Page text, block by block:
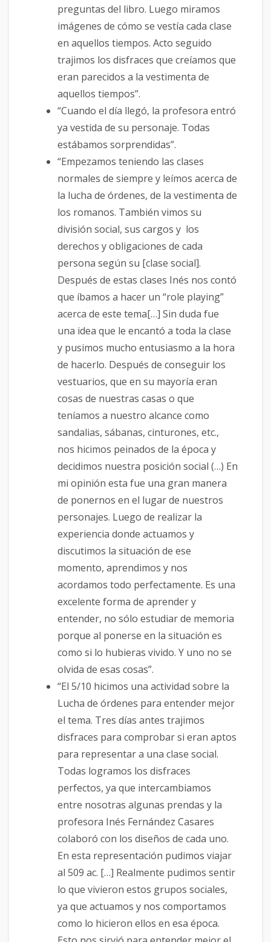
preguntas del libro. Luego miramos
imágenes de cómo se vestía cada clase
en aquellos tiempos. Acto seguido
trajimos los disfraces que creíamos que
eran parecidos a la vestimenta de
aquellos tiempos”.
“Cuando el día llegó, la profesora entró
ya vestida de su personaje. Todas
estábamos sorprendidas”.
“Empezamos teniendo las clases
normales de siempre y leímos acerca de
la lucha de órdenes, de la vestimenta de
los romanos. También vimos su
división social, sus cargos y los
derechos y obligaciones de cada
persona según su [clase social].
Después de estas clases Inés nos contó
que íbamos a hacer un “role playing”
acerca de este tema[…] Sin duda fue
una idea que le encantó a toda la clase
y pusimos mucho entusiasmo a la hora
de hacerlo. Después de conseguir los
vestuarios, que en su mayoría eran
cosas de nuestras casas o que
teníamos a nuestro alcance como
sandalias, sábanas, cinturones, etc.,
nos hicimos peinados de la época y
decidimos nuestra posición social (…) En
mi opinión esta fue una gran manera
de ponernos en el lugar de nuestros
personajes. Luego de realizar la
experiencia donde actuamos y
discutimos la situación de ese
momento, aprendimos y nos
acordamos todo perfectamente. Es una
excelente forma de aprender y
entender, no sólo estudiar de memoria
porque al ponerse en la situación es
como si lo hubieras vivido. Y uno no se
olvida de esas cosas”.
“El 5/10 hicimos una actividad sobre la
Lucha de órdenes para entender mejor
el tema. Tres días antes trajimos
disfraces para comprobar si eran aptos
para representar a una clase social.
Todas logramos los disfraces
perfectos, ya que intercambiamos
entre nosotras algunas prendas y la
profesora Inés Fernández Casares
colaboró con los diseños de cada uno.
En esta representación pudimos viajar
al 509 ac. […] Realmente pudimos sentir
lo que vivieron estos grupos sociales,
ya que actuamos y nos comportamos
como lo hicieron ellos en esa época.